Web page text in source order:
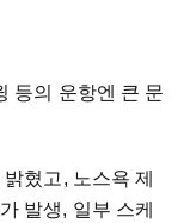
등의 운항엔 큰 문
혔고, 노스욕 제
발생, 일부 스케